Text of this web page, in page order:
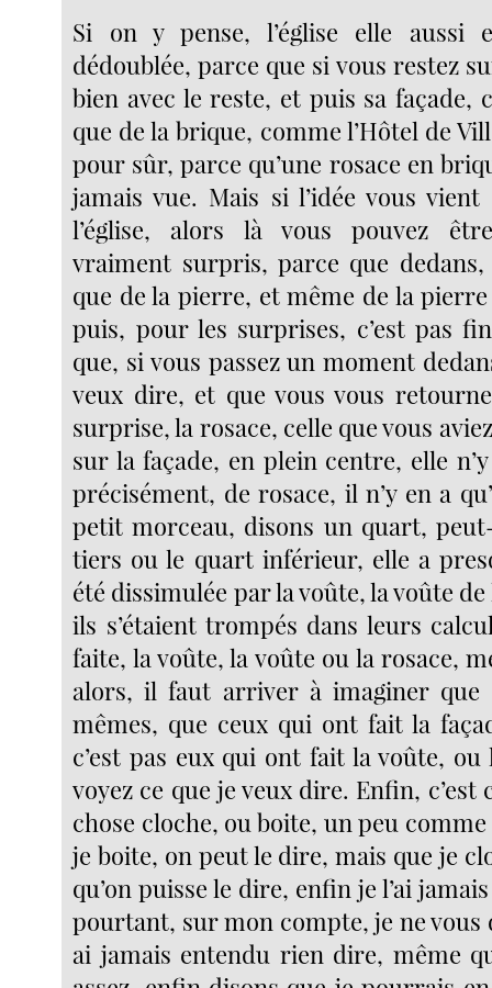
Si on y pense, l’église elle aussi
dédoublée, parce que si vous restez
bien avec le reste, et puis sa façade,
que de la brique, comme l’Hôtel de
pour sûr, parce qu’une rosace en
jamais vue. Mais si l’idée vous vient
l’église, alors là vous pouvez
vraiment surpris, parce que
que de la pierre, et même de la
puis, pour les surprises, c’est pas
que, si vous passez un moment
veux dire, et que vous vous
surprise, la rosace, celle que vous
sur la façade, en plein centre, elle
précisément, de rosace, il n’y en a
petit morceau, disons un quart,
tiers ou le quart inférieur, elle a
été dissimulée par la voûte, la voûte
ils s’étaient trompés dans leurs
faite, la voûte, la voûte ou la rosace,
alors, il faut arriver à imaginer que
mêmes, que ceux qui ont fait la
c’est pas eux qui ont fait la voûte, ou
voyez ce que je veux dire. Enfin, c’est
chose cloche, ou boite, un peu
je boite, on peut le dire, mais que je
qu’on puisse le dire, enfin je l’ai
pourtant, sur mon compte, je ne vous
ai jamais entendu rien dire, même